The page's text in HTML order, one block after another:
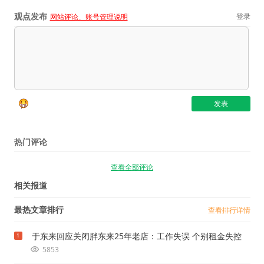
观点发布 网站评论、账号管理说明 登录
热门评论
查看全部评论
相关报道
最热文章排行 查看排行详情
1 于东来回应关闭胖东来25年老店：工作失误 个别租金失控
5853